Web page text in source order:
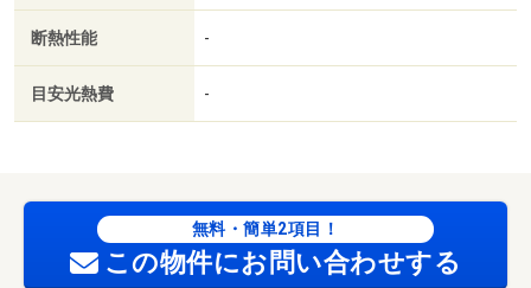
ています。駐輪場付きのマンションです。この物件はバル
コニー付きで、用途に合わせて利用できおすすめです。・
バイク置場：なし・駐輪場：有（無料）
断熱性能 -
目安光熱費 -
無料・簡単2項目！
この物件にお問い合わせする